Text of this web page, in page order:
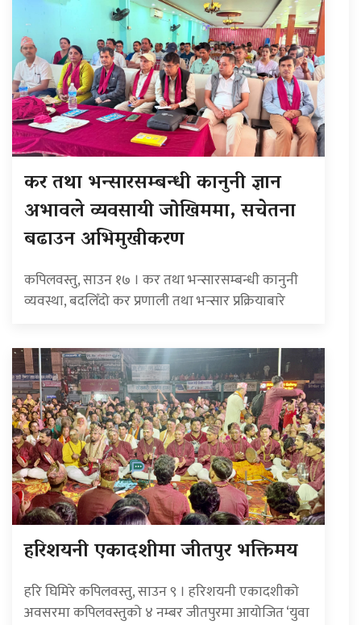
कर तथा भन्सारसम्बन्धी कानुनी ज्ञान
अभावले व्यवसायी जोखिममा, सचेतना
बढाउन अभिमुखीकरण
कपिलवस्तु, साउन १७ । कर तथा भन्सारसम्बन्धी कानुनी
व्यवस्था, बदलिँदो कर प्रणाली तथा भन्सार प्रक्रियाबारे
हरिशयनी एकादशीमा जीतपुर भक्तिमय
हरि घिमिरे कपिलवस्तु, साउन ९ । हरिशयनी एकादशीको
अवसरमा कपिलवस्तुको ४ नम्बर जीतपुरमा आयोजित ‘युवा